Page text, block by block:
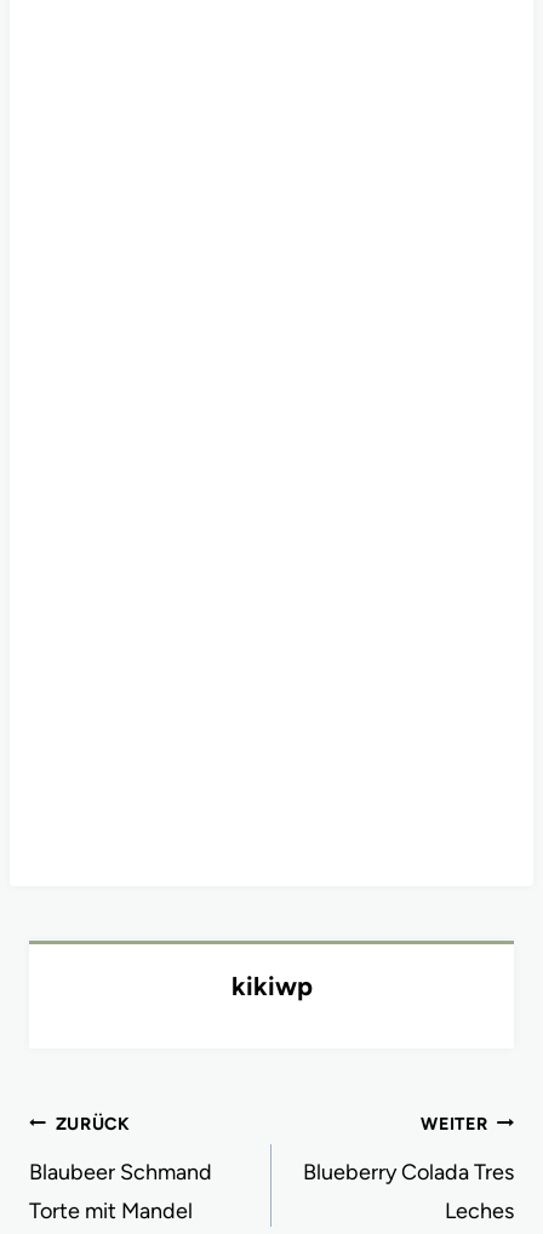
kikiwp
Beitragsnavigation
ZURÜCK
Blaubeer Schmand
Torte mit Mandel
WEITER
Blueberry Colada Tres
Leches